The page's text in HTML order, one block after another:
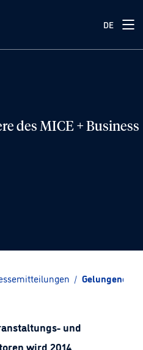
DE
des MICE + Business
/ Gelungene
und
wird 2014